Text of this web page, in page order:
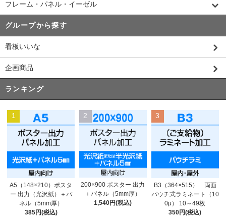
フレーム・パネル・イーゼル
グループから探す
看板いいな
企画商品
ランキング
1
A5（148×210）ポスタ
ー 出力（光沢紙）＋パ
ネル（5mm厚）
385円(税込)
2
200×900 ポスター 出力
＋パネル（5mm厚）
1,540円(税込)
3
B3（364×515） 両面
パウチ式ラミネート（10
0μ） 10～49枚
350円(税込)